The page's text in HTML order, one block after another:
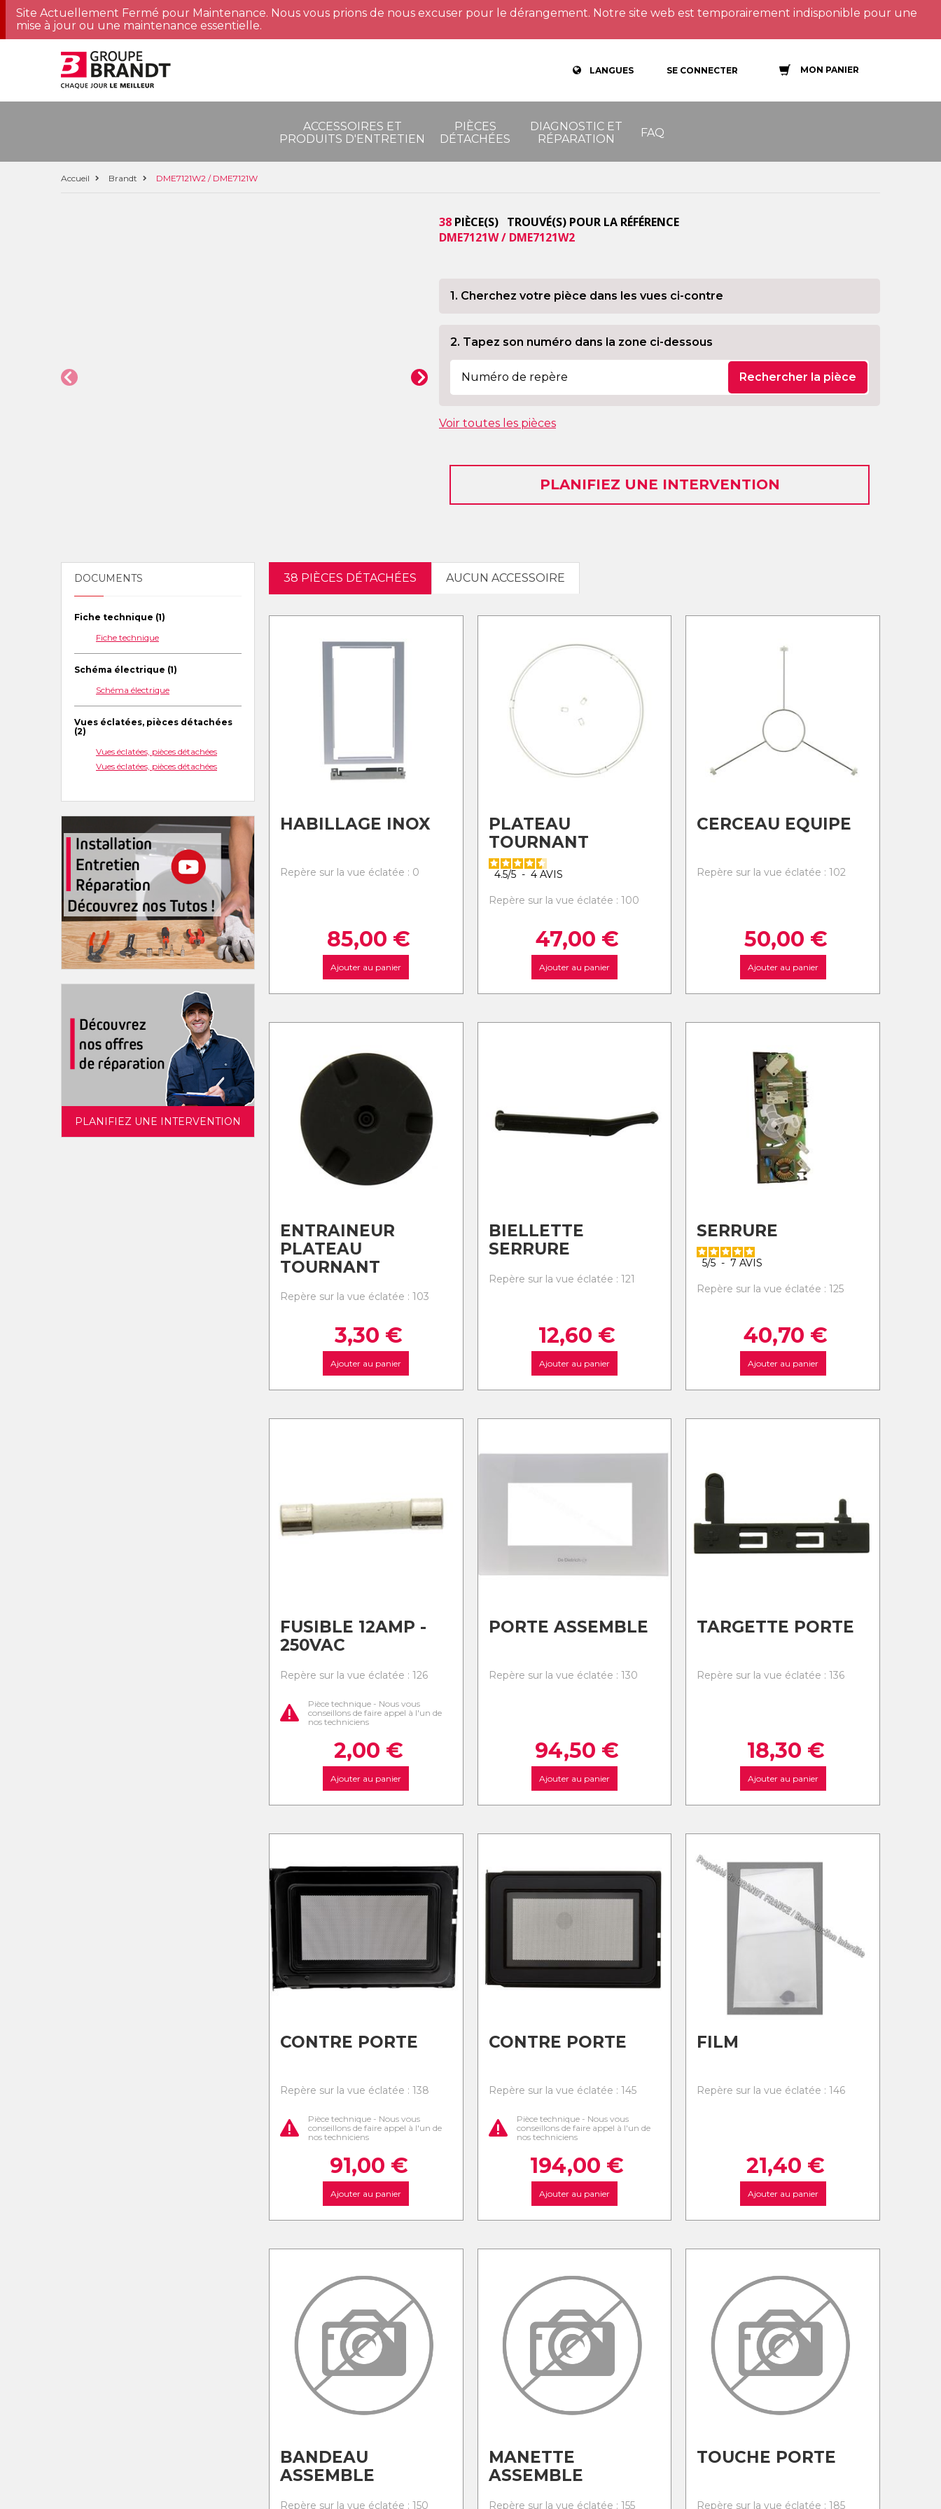
Site Actuellement Fermé pour Maintenance. Nous vous prions de nous excuser pour le dérangement. Notre site web est temporairement indisponible pour une
mise à jour ou une maintenance essentielle.
LANGUES SE CONNECTER MON PANIER
ACCESSOIRES ET
PRODUITS D'ENTRETIEN
PIÈCES
DÉTACHÉES
DIAGNOSTIC ET
RÉPARATION
FAQ
Accueil Brandt DME7121W2 / DME7121W
38 PIÈCE(S) TROUVÉ(S) POUR LA RÉFÉRENCE
DME7121W / DME7121W2
1. Cherchez votre pièce dans les vues ci-contre
2. Tapez son numéro dans la zone ci-dessous
Rechercher la pièce
Voir toutes les pièces
PLANIFIEZ UNE INTERVENTION
DOCUMENTS
Fiche technique (1)
Fiche technique
Schéma électrique (1)
Schéma électrique
Vues éclatées, pièces détachées
(2)
Vues éclatées, pièces détachées
Vues éclatées, pièces détachées
PLANIFIEZ UNE INTERVENTION
38 PIÈCES DÉTACHÉES AUCUN ACCESSOIRE
HABILLAGE INOX
Repère sur la vue éclatée : 0
85,00 €
Ajouter au panier
PLATEAU
TOURNANT
4.5/5 - 4 AVIS
Repère sur la vue éclatée : 100
47,00 €
Ajouter au panier
CERCEAU EQUIPE
Repère sur la vue éclatée : 102
50,00 €
Ajouter au panier
ENTRAINEUR
PLATEAU
TOURNANT
Repère sur la vue éclatée : 103
3,30 €
Ajouter au panier
BIELLETTE
SERRURE
Repère sur la vue éclatée : 121
12,60 €
Ajouter au panier
SERRURE
5/5 - 7AVIS
Repère sur la vue éclatée : 125
40,70 €
Ajouter au panier
FUSIBLE 12AMP -
250VAC
Repère sur la vue éclatée : 126
Pièce technique - Nous vous
conseillons de faire appel à l'un de
nos techniciens
2,00 €
Ajouter au panier
PORTE ASSEMBLE
Repère sur la vue éclatée : 130
94,50 €
Ajouter au panier
TARGETTE PORTE
Repère sur la vue éclatée : 136
18,30 €
Ajouter au panier
CONTRE PORTE
Repère sur la vue éclatée : 138
Pièce technique - Nous vous
conseillons de faire appel à l'un de
nos techniciens
91,00 €
Ajouter au panier
CONTRE PORTE
Repère sur la vue éclatée : 145
Pièce technique - Nous vous
conseillons de faire appel à l'un de
nos techniciens
194,00 €
Ajouter au panier
FILM
Repère sur la vue éclatée : 146
21,40 €
Ajouter au panier
BANDEAU
ASSEMBLE
Repère sur la vue éclatée : 150
MANETTE
ASSEMBLE
Repère sur la vue éclatée : 155
TOUCHE PORTE
Repère sur la vue éclatée : 185